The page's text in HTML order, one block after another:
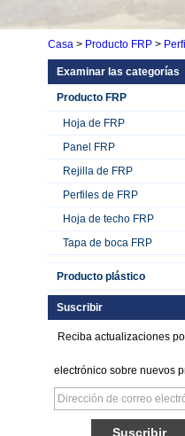
Casa> Producto FRP>
Examinar las categorías
Producto FRP
Hoja de FRP
Panel FRP
Rejilla de FRP
Perfiles de FRP
Hoja de techo FRP
Tapa de boca FRP
Producto plástico
Suscribir
Reciba actualizaciones
electrónico sobre nuevos
Hoja de